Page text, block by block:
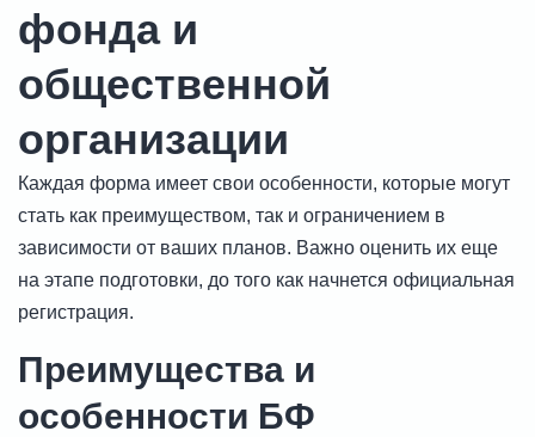
фонда и
общественной
организации
Каждая форма имеет свои особенности, которые могут
стать как преимуществом, так и ограничением в
зависимости от ваших планов. Важно оценить их еще
на этапе подготовки, до того как начнется официальная
регистрация.
Преимущества и
особенности БФ